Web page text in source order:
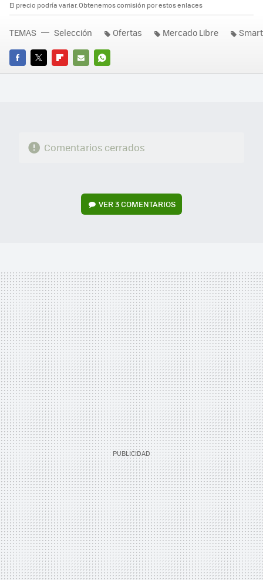
El precio podría variar. Obtenemos comisión por estos enlaces
FACEBOOK
TWITTERFLIPBOARD
E-
WHATSAPP
TEMAS Selección Ofertas Mercado Libre
Comentarios cerrados
VER3 COMENTARIOS